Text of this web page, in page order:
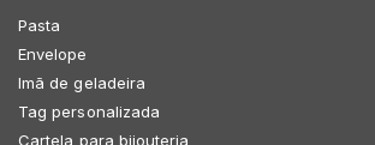
Pasta
Envelope
Imã de geladeira
Tag personalizada
Cartela para bijouteria